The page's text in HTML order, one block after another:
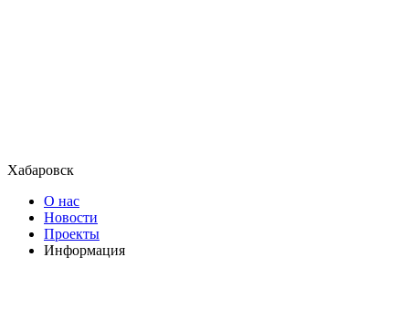
Хабаровск
О нас
Новости
Проекты
Информация